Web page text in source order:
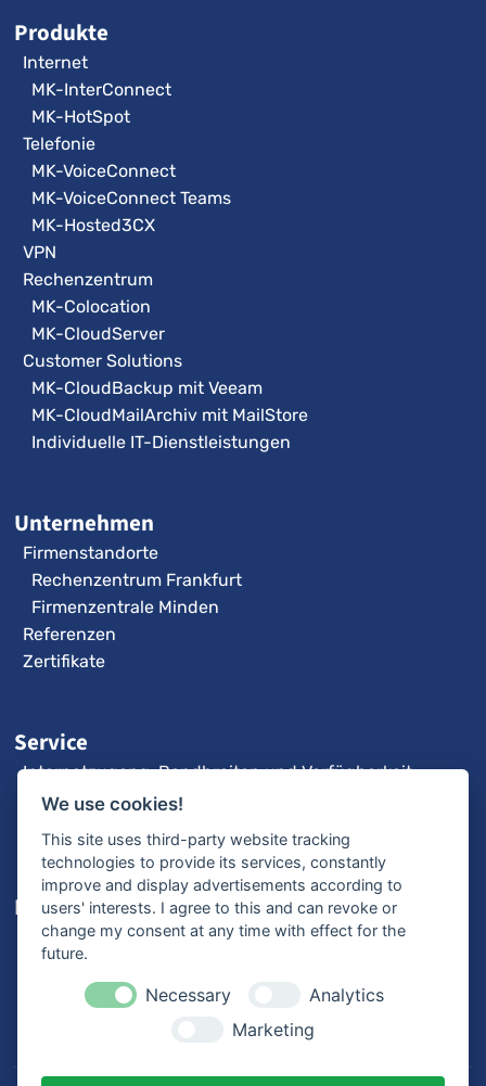
Produkte
Internet
MK-InterConnect
MK-HotSpot
Telefonie
MK-VoiceConnect
MK-VoiceConnect Teams
MK-Hosted3CX
VPN
Rechenzentrum
MK-Colocation
MK-CloudServer
Customer Solutions
MK-CloudBackup mit Veeam
MK-CloudMailArchiv mit MailStore
Individuelle IT-Dienstleistungen
Unternehmen
Firmenstandorte
Rechenzentrum Frankfurt
Firmenzentrale Minden
Referenzen
Zertifikate
Service
Internetzugang: Bandbreiten und Verfügbarkeit
3CX-Videoanleitungen
Karriere
Offene Stellen
Ausbildung
Bewerbungsprozess
We use cookies!
This site uses third-party website tracking
technologies to provide its services, constantly
improve and display advertisements according to
users' interests. I agree to this and can revoke or
change my consent at any time with effect for the
future.
Necessary
Analytics
Marketing